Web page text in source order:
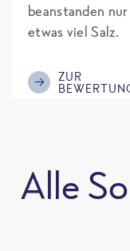
beanstanden nur
etwas viel Salz.
ZUR
Alle